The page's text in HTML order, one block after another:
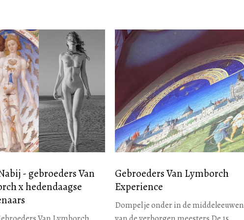
- gebroeders Van
x hedendaagse
Gebroeders Van Lymborch
Experience
Dompel je onder in de middeleeuwen